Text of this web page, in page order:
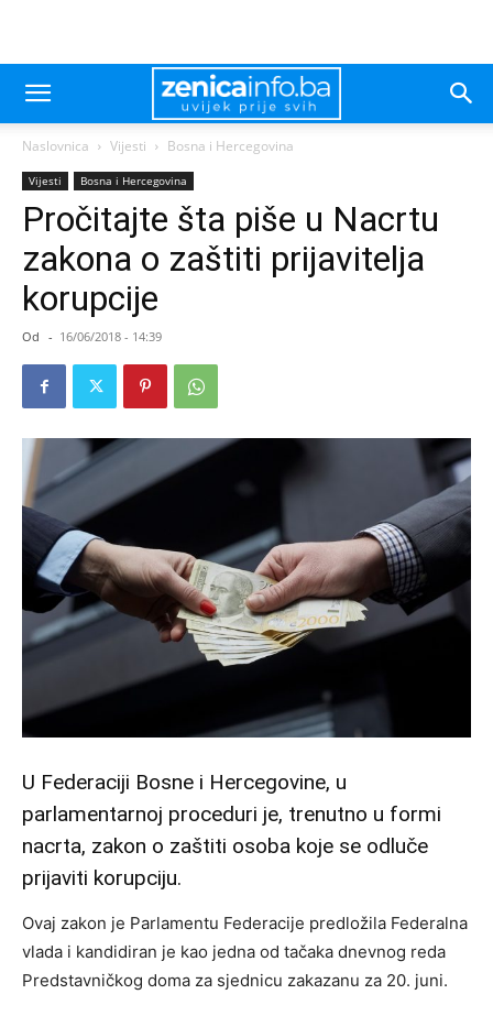
Naslovnica Vijesti Bosna i Hercegovina
Vijesti Bosna i Hercegovina
Pročitajte šta piše u Nacrtu
zakona o zaštiti prijavitelja
korupcije
Od - 16/06/2018 - 14:39
U Federaciji Bosne i Hercegovine, u
parlamentarnoj proceduri je, trenutno u formi
nacrta, zakon o zaštiti osoba koje se odluče
prijaviti korupciju.
Ovaj zakon je Parlamentu Federacije predložila Federalna
vlada i kandidiran je kao jedna od tačaka dnevnog reda
Predstavničkog doma za sjednicu zakazanu za 20. juni.